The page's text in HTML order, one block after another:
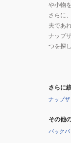
や小物
さらに
夫であ
ナップ
つを探
さらに
ナップザ
その他
バック